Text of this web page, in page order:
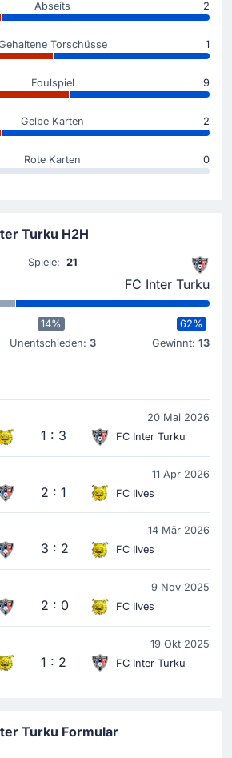
FC Inter Turku: Jasse Tuominen sieht
(Torschütze)
geht durch Julius
1 - 2 in Führung.
Karton.
Goudouss Bamba(Torschütze)
Abdoul Goudouss Bamba gleicht
Beteiligt am 1 - 1 war Matias Rale, der
(Torschütze)
Jephta(Vorlage)
bringt die Gastmannschaft in
wurde das Tor zum 0 - 1 von
des Spiels
Abseits 2
Torschüsse 1
Foulspiel 9
Gelbe Karten 2
Rote Karten 0
Turku H2H
Spiele: 21
FC Inter Turku
14%
Unentschieden: 3
62%
Gewinnt: 13
20 Mai 2026
1 : 3 FC Inter Turku
11 Apr 2026
2 : 1 FC Ilves
14 Mär 2026
3 : 2 FC Ilves
9 Nov 2025
2 : 0 FC Ilves
19 Okt 2025
1 : 2 FC Inter Turku
Turku Formular